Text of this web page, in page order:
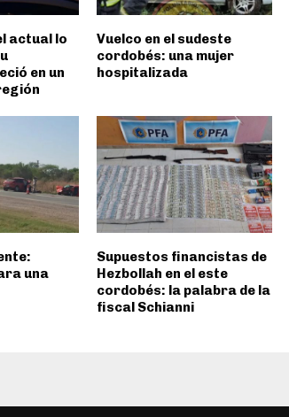
actual lo
en un
Vuelco en el sudeste
cordobés: una mujer
hospitalizada
una
Supuestos financistas de
Hezbollah en el este
cordobés: la palabra de la
fiscal Schianni